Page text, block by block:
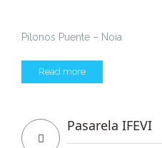
Pilonos Puente – Noia
Read more
Pasarela IFEVI